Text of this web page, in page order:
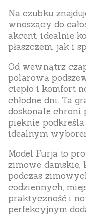
Na czubku
wnoszący do
akcent, idealnie
płaszczem, jak i
Od wewnątrz
polarową
ciepło i komfort
chłodne dni. Ta
doskonale chroni
pięknie
idealnym
Model Furja to
zimowe damskie,
podczas
codziennych,
praktyczność i
perfekcyjnym